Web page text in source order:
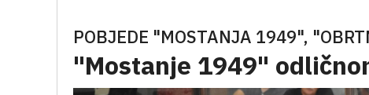
POBJEDE "MOSTANJA 1949",
"Mostanje 1949"